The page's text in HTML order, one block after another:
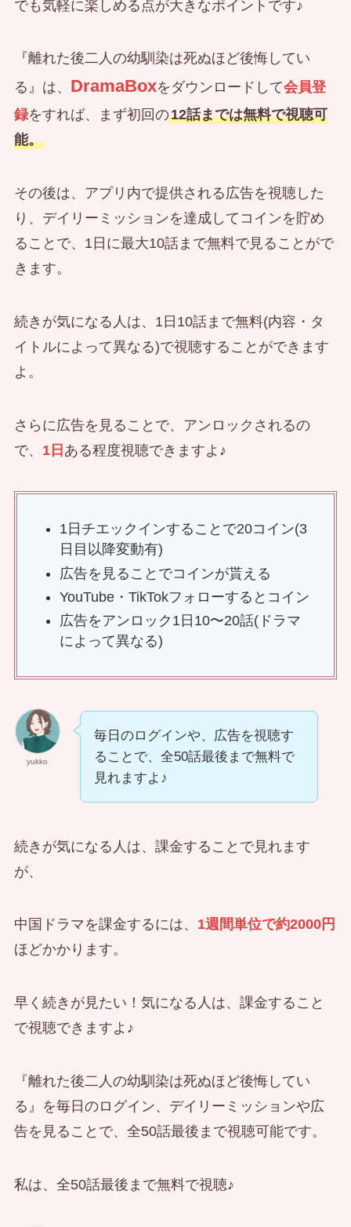
でも気軽に楽しめる点が大きなポイントです♪
『離れた後二人の幼馴染は死ぬほど後悔してい
る』は、 DramaBoxをダウンロードして会員登
録をすれば、まず初回の12話までは無料で視聴可
能。
その後は、アプリ内で提供される広告を視聴した
り、デイリーミッションを達成してコインを貯め
ることで、1日に最大10話まで無料で見ることがで
きます。
続きが気になる人は、1日10話まで無料(内容・タ
イトルによって異なる)で視聴することができます
よ。
さらに広告を見ることで、アンロックされるの
で、 1日 ある程度視聴できますよ♪
1日チエックインすることで20コイン(3
日目以降変動有)
広告を見ることでコインが貰える
YouTube・TikTokフォローするとコイン
広告をアンロック1日10〜20話(ドラマ
によって異なる)
yukko
毎日のログインや、広告を視聴す
ることで、全50話最後まで無料で
見れますよ♪
続きが気になる人は、課金することで見れます
が、
中国ドラマを課金するには、 1週間単位で約2000円
ほどかかります。
早く続きが見たい！気になる人は、課金すること
で視聴できますよ♪
『離れた後二人の幼馴染は死ぬほど後悔してい
る』を毎日のログイン、デイリーミッションや広
告を見ることで、全50話最後まで視聴可能です。
私は、全50話最後まで無料で視聴♪